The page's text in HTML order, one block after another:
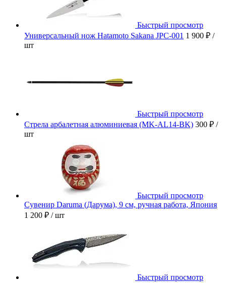
Быстрый просмотр
Универсальный нож Hatamoto Sakana JPC-001 1 900 ₽ /
шт
Быстрый просмотр
Стрела арбалетная алюминиевая (MK-AL14-BK) 300 ₽ /
шт
Быстрый просмотр
Сувенир Daruma (Дарума), 9 см, ручная работа, Япония
1 200 ₽ / шт
Быстрый просмотр